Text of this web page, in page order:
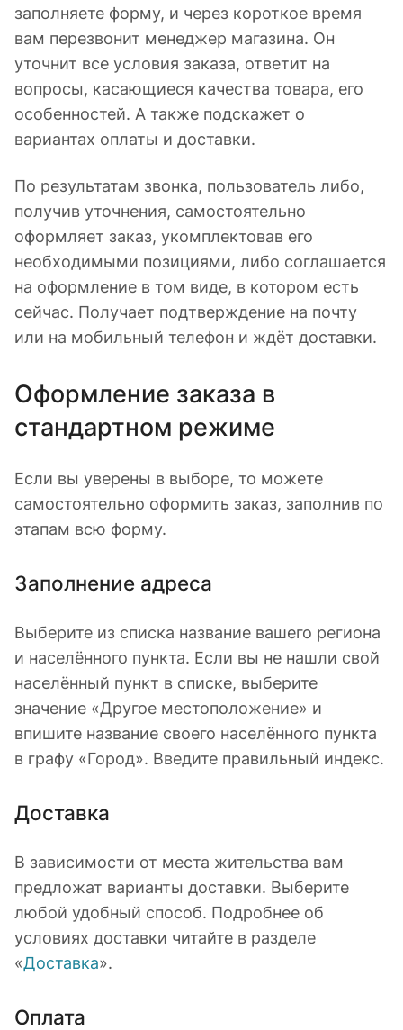
заполняете форму, и через короткое время
вам перезвонит менеджер магазина. Он
уточнит все условия заказа, ответит на
вопросы, касающиеся качества товара, его
особенностей. А также подскажет о
вариантах оплаты и доставки.
По результатам звонка, пользователь либо,
получив уточнения, самостоятельно
оформляет заказ, укомплектовав его
необходимыми позициями, либо соглашается
на оформление в том виде, в котором есть
сейчас. Получает подтверждение на почту
или на мобильный телефон и ждёт доставки.
Оформление заказа в
стандартном режиме
Если вы уверены в выборе, то можете
самостоятельно оформить заказ, заполнив по
этапам всю форму.
Заполнение адреса
Выберите из списка название вашего региона
и населённого пункта. Если вы не нашли свой
населённый пункт в списке, выберите
значение «Другое местоположение» и
впишите название своего населённого пункта
в графу «Город». Введите правильный индекс.
Доставка
В зависимости от места жительства вам
предложат варианты доставки. Выберите
любой удобный способ. Подробнее об
условиях доставки читайте в разделе
«Доставка».
Оплата